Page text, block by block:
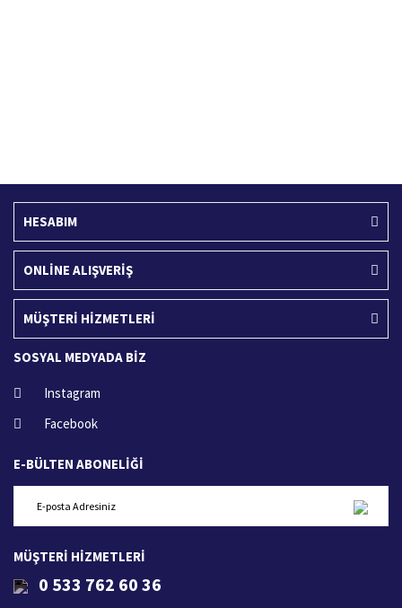
HESABIM
ONLİNE ALIŞVERİŞ
MÜŞTERİ HİZMETLERİ
SOSYAL MEDYADA BİZ
Instagram
Facebook
E-BÜLTEN ABONELİĞİ
MÜŞTERİ HİZMETLERİ
0 533 762 60 36